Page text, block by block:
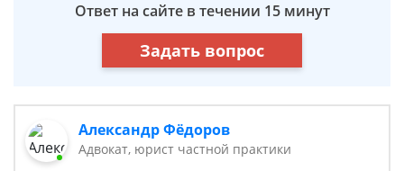
Ответ на сайте в течении 15 минут
Задать вопрос
Александр Фёдоров
Адвокат, юрист частной практики